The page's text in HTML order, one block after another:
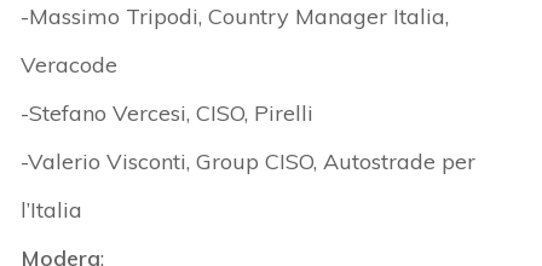
-Massimo Tripodi, Country Manager Italia,
Veracode
-Stefano Vercesi, CISO, Pirelli
-Valerio Visconti, Group CISO, Autostrade per
l’Italia
Modera: